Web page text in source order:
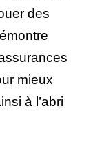
des
mieux
à l’abri